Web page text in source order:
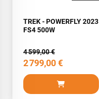
TREK - POWERFLY 2023
FS4 500W
4 599,00 €
2 799,00 €